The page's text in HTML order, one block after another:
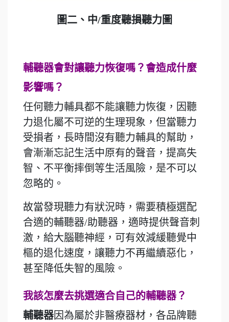
圖二、中/重度聽損聽力圖
輔聽器會對讓聽力恢復嗎？會造成什麼
影響嗎？
任何聽力輔具都不能讓聽力恢復，因聽
力退化屬不可逆的生理現象，但當聽力
受損者，長時間沒有聽力輔具的幫助，
會漸漸忘記生活中原有的聲音，提高失
智、不平衡摔倒等生活風險，是不可以
忽略的。
故當發現聽力有狀況時，需要積極選配
合適的輔聽器/助聽器，適時提供聲音刺
激，給大腦聽神經，可有效減緩聽覺中
樞的退化速度，讓聽力不再繼續惡化，
甚至降低失智的風險。
我該怎麼去挑選適合自己的輔聽器？
輔聽器因為屬於非醫療器材，各品牌聽